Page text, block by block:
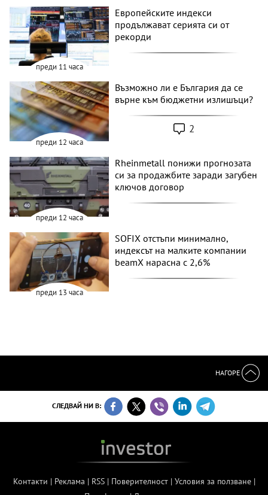
преди 11 часа
Европейските индекси
продължават серията си от
рекорди
преди 12 часа
Възможно ли е България да се
върне към бюджетни излишъци?
2
преди 12 часа
Rheinmetall понижи прогнозата
си за продажбите заради загубен
ключов договор
преди 13 часа
SOFIX отстъпи минимално,
индексът на малките компании
beamX нарасна с 2,6%
НАГОРЕ
СЛЕДВАЙ НИ В:
Контакти | Реклама | RSS| Поверителност| Условия за ползване|